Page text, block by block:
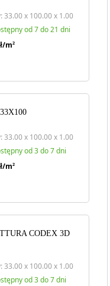
33.00 x 100.00 x 1.00
od 7 do 21 dni
m2
33.00 x 100.00 x 1.00
od 3 do 7 dni
m2
CODEX 3D
33.00 x 100.00 x 1.00
od 3 do 7 dni